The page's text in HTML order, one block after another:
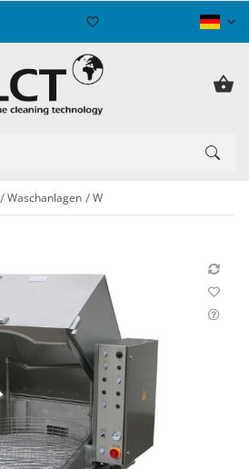
Waschanlagen W